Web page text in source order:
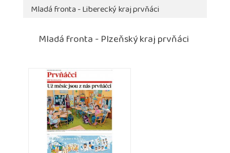
Mladá fronta - Liberecký kraj prvňáci
Mladá fronta - Plzeňský kraj prvňáci